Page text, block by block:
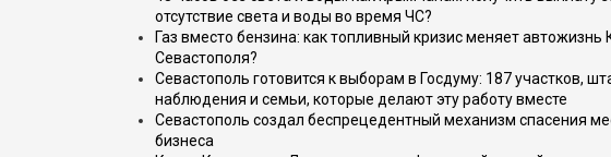
отсутствие света и воды во время ЧС?
Газ вместо бензина: как топливный кризис меняет автожизнь
Севастополя?
Севастополь готовится к выборам в Госдуму: 187 участков,
наблюдения и семьи, которые делают эту работу вместе
Севастополь создал беспрецедентный механизм спасения
бизнеса